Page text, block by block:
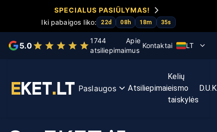
SPECIALUS PASIŪLYMAS!
Iki pabaigos liko:
22d 08h 18m 35s
5.0
1744
atsiliepimai
Apie
mus
Kontaktai LT
Paslaugos Atsiliepimai
Kelių
eismo
taiskylės
Pasirinkite dominančią paslaugą
bilietai
kursas
pagalbos
kursas